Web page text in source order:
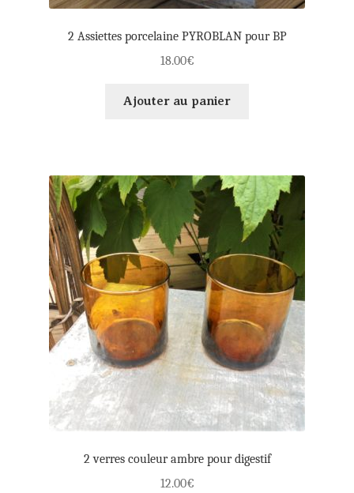
2 Assiettes porcelaine PYROBLAN pour BP
18.00€
Ajouter au panier
2 verres couleur ambre pour digestif
12.00€